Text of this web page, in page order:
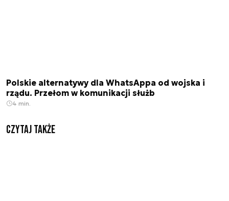
Polskie alternatywy dla WhatsAppa od wojska i
rządu. Przełom w komunikacji służb
4 min.
Czytaj także